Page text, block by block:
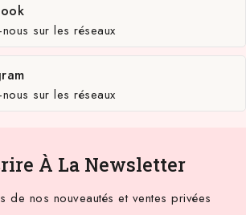
nous sur les réseaux
nous sur les réseaux
À La Newsletter
de nos nouveautés et ventes privées